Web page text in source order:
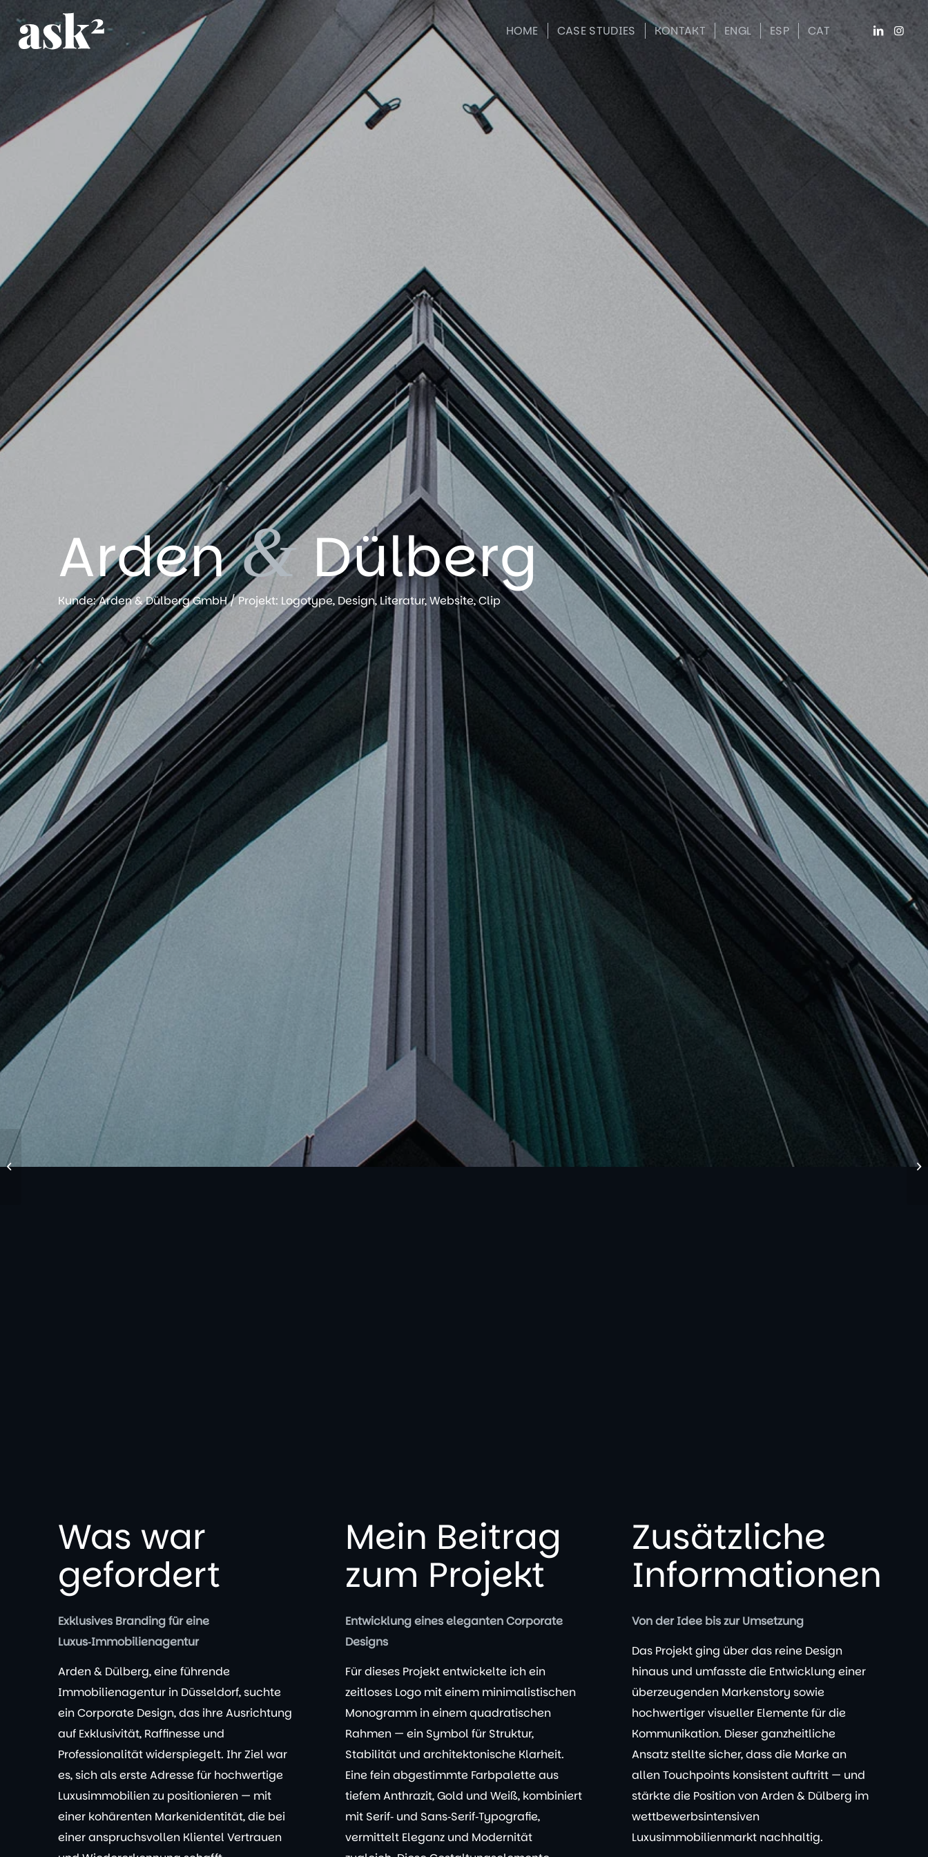
HOME CASE STUDIES KONTAKT ENGL ESP CAT
Arden&Dülberg
Kunde: Arden & Dülberg GmbH / Projekt: Logotype, Design, Literatur, Website, Clip
Was war
gefordert
Exklusives Branding für eine
Luxus‑Immobilienagentur
Arden & Dülberg, eine führende
Immobilienagentur in Düsseldorf, suchte
ein Corporate Design, das ihre Ausrichtung
auf Exklusivität, Raffinesse und
Professionalität widerspiegelt. Ihr Ziel war
es, sich als erste Adresse für hochwertige
Luxusimmobilien zu positionieren — mit
einer kohärenten Markenidentität, die bei
einer anspruchsvollen Klientel Vertrauen
Mein Beitrag
zum Projekt
Entwicklung eines eleganten Corporate
Designs
Für dieses Projekt entwickelte ich ein
zeitloses Logo mit einem minimalistischen
Monogramm in einem quadratischen
Rahmen — ein Symbol für Struktur,
Stabilität und architektonische Klarheit.
Eine fein abgestimmte Farbpalette aus
tiefem Anthrazit, Gold und Weiß, kombiniert
mit Serif‑ und Sans‑Serif‑Typografie,
vermittelt Eleganz und Modernität
Zusätzliche
Informationen
Von der Idee bis zur Umsetzung
Das Projekt ging über das reine Design
hinaus und umfasste die Entwicklung einer
überzeugenden Markenstory sowie
hochwertiger visueller Elemente für die
Kommunikation. Dieser ganzheitliche
Ansatz stellte sicher, dass die Marke an
allen Touchpoints konsistent auftritt — und
stärkte die Position von Arden & Dülberg im
wettbewerbsintensiven
Luxusimmobilienmarkt nachhaltig.
Anderz.Life